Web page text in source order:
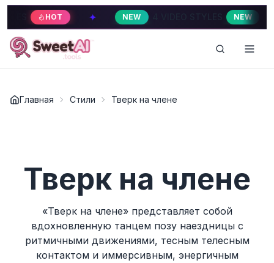
HOT ✦ NEW 4 VIDEO STYLES NEW
Главная Стили Тверк на члене
Тверк на члене
«Тверк на члене» представляет собой
вдохновленную танцем позу наездницы с
ритмичными движениями, тесным телесным
контактом и иммерсивным, энергичным